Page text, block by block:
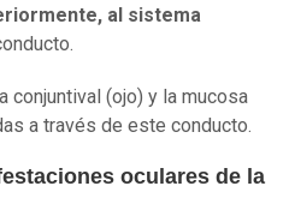
al sistema
conjuntival (ojo) y la mucosa
a través de este conducto.
oculares de la